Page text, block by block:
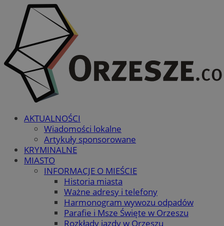
AKTUALNOŚCI
Wiadomości lokalne
Artykuły sponsorowane
KRYMINALNE
MIASTO
INFORMACJE O MIEŚCIE
Historia miasta
Ważne adresy i telefony
Harmonogram wywozu odpadów
Parafie i Msze Święte w Orzeszu
Rozkłady jazdy w Orzeszu